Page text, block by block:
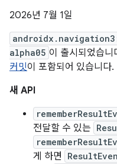
2026년 7월 1일
alpha05 이 출시되었습
커밋이 포함되어 있습니다.
새 API
전달할 수 있는
게 하면